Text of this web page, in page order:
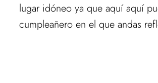
lugar idóneo ya que aquí aquí
cumpleañero en el que andas